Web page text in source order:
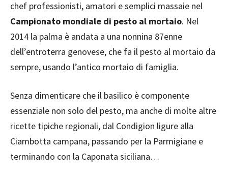
chef professionisti, amatori e semplici massaie nel
Campionato mondiale di pesto al mortaio. Nel
2014 la palma è andata a una nonnina 87enne
dell’entroterra genovese, che fa il pesto al mortaio da
sempre, usando l’antico mortaio di famiglia.
Senza dimenticare che il basilico è componente
essenziale non solo del pesto, ma anche di molte altre
ricette tipiche regionali, dal Condigion ligure alla
Ciambotta campana, passando per la Parmigiane e
terminando con la Caponata siciliana…